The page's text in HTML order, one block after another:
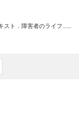
スト．障害者のライフ......